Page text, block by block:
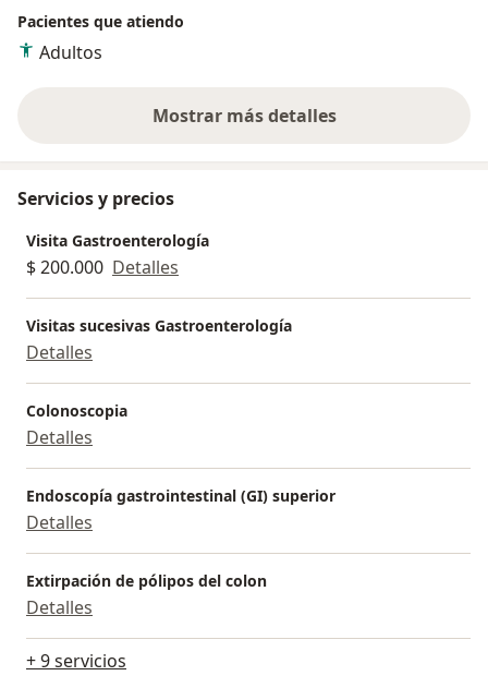
Pacientes que atiendo
Adultos
Mostrar más detalles
sobre la experiencia
Servicios y precios
Visita Gastroenterología
$ 200.000 Detalles
Visitas sucesivas Gastroenterología
Detalles
Colonoscopia
Detalles
Endoscopía gastrointestinal (GI) superior
Detalles
Extirpación de pólipos del colon
Detalles
+ 9 servicios